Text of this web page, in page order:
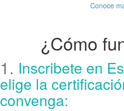
Conoce
¿Cómo
1. Inscribete en
elige la
convenga: